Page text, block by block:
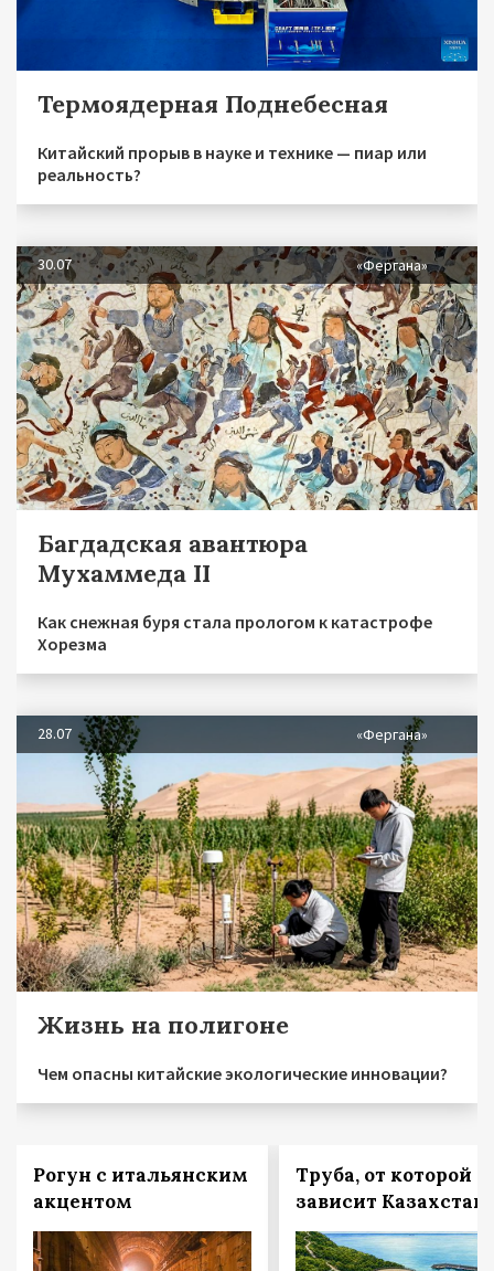
Термоядерная Поднебесная
Китайский прорыв в науке и технике — пиар или
реальность?
30.07 «Фергана»
Багдадская авантюра
Мухаммеда II
Как снежная буря стала прологом к катастрофе
Хорезма
28.07 «Фергана»
Жизнь на полигоне
Чем опасны китайские экологические инновации?
Рогун с итальянским
акцентом
Труба, от которой
зависит Казахстан